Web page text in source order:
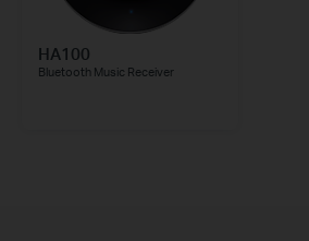
HA100
Bluetooth Music Receiver